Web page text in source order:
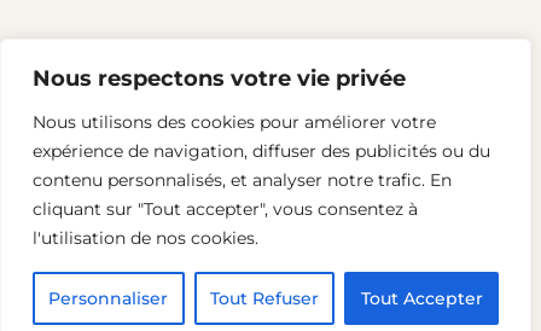
Nous respectons votre vie privée
Nous utilisons des cookies pour améliorer votre
expérience de navigation, diffuser des publicités ou du
contenu personnalisés, et analyser notre trafic. En
cliquant sur "Tout accepter", vous consentez à
l'utilisation de nos cookies.
Personnaliser Tout Refuser Tout Accepter
LinkedIn
2024 – Terrain d’idées